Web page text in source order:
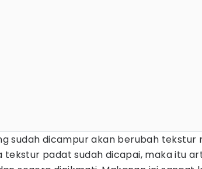
sudah dicampur akan berubah tekstur
tekstur padat sudah dicapai, maka itu